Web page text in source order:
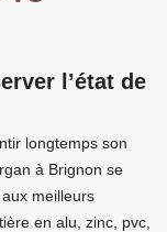
l’état de
longtemps son
à Brignon se
meilleurs
en alu, zinc, pvc,